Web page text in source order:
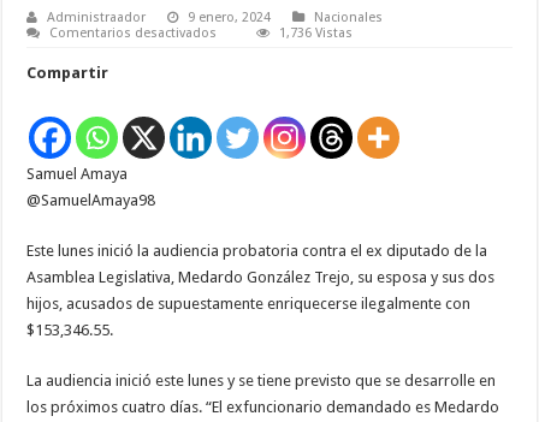
Administraador 9 enero, 2024
Nacionales
Comentarios desactivados
González
1,736 Vistas
Compartir
Samuel Amaya
@SamuelAmaya98
Este lunes inició la audiencia probatoria contra el ex diputado de la
Asamblea Legislativa, Medardo González Trejo, su esposa y sus dos
hijos, acusados de supuestamente enriquecerse ilegalmente con
$153,346.55.
La audiencia inició este lunes y se tiene previsto que se desarrolle en
los próximos cuatro días. “El exfuncionario demandado es Medardo